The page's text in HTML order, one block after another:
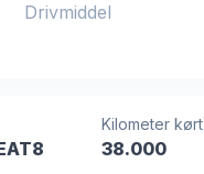
Drivmiddel
Kilometer kørt
38.000